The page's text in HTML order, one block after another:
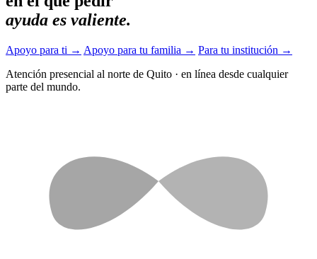
ayuda es valiente.
Apoyo para ti → Apoyo para tu familia → Para tu institución →
Atención presencial al norte de Quito · en línea desde cualquier
parte del mundo.